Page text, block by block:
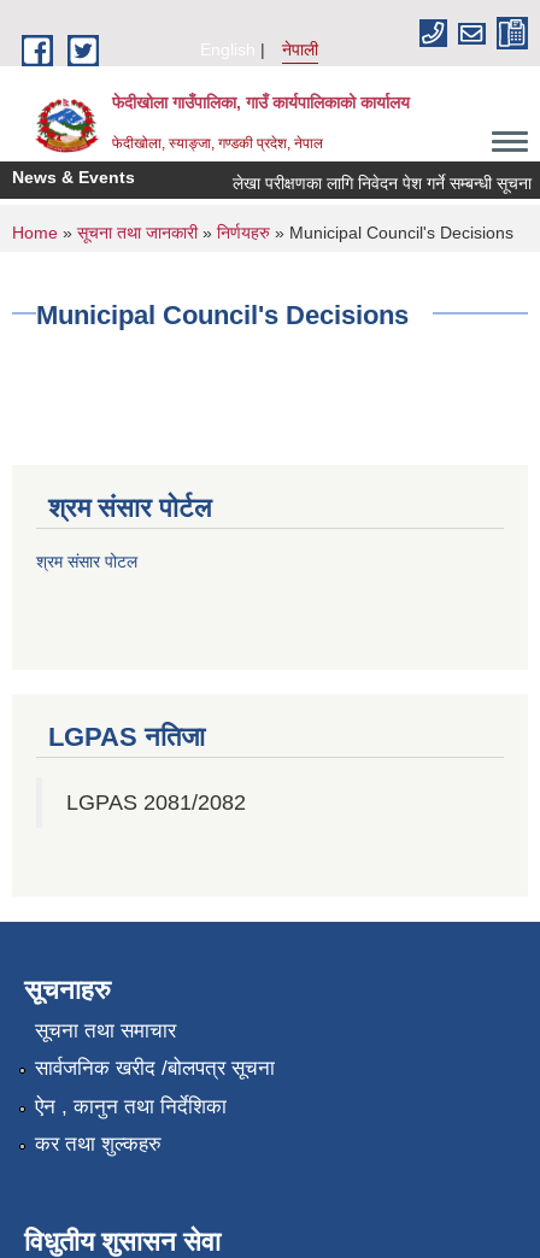
English
नेपाली
फेदीखोला गाउँपालिका, गाउँ कार्यपालिकाको कार्यालय
फेदीखोला, स्याङ्जा, गण्डकी प्रदेश, नेपाल
News & Events लेखा परीक्षणका लागि निवेदन पेश गर्ने सम्बन्धी सूचना
You are here
Home » सूचना तथा जानकारी» निर्णयहरु » Municipal Council's Decisions
Municipal Council's Decisions
श्रम संसार पोर्टल
श्रम संसार पोटल
LGPAS नतिजा
LGPAS 2081/2082
सूचनाहरु
सूचना तथा समाचार
सार्वजनिक खरीद /बोलपत्र सूचना
ऐन , कानुन तथा निर्देशिका
कर तथा शुल्कहरु
विधुतीय शुसासन सेवा